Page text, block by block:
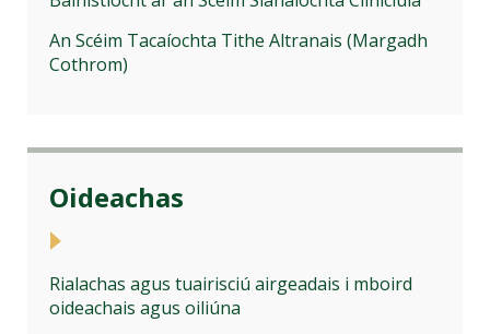
An Scéim Tacaíochta Tithe Altranais (Margadh
Cothrom)
Oideachas
Rialachas agus tuairisciú airgeadais i mboird
oideachais agus oiliúna